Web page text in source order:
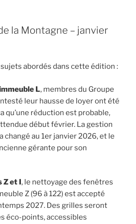
la Montagne – janvier
abordés dans cette édition :
L, membres du Groupe
leur hausse de loyer ont été
qu’une réduction est probable,
début février. La gestion
changé au 1er janvier 2026, et le
gérante pour son
Z et I, le nettoyage des fenêtres
Z (96 à 122) est accepté
2027. Des grilles seront
éco-points, accessibles